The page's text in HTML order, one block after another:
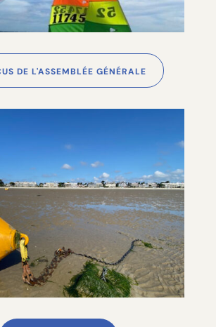
DE L'ASSEMBLÉE GÉNÉRALE